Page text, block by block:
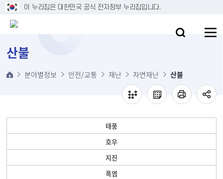
본문 바로가기
이 누리집은 대한민국 공식 전자정부 누리집입니다.
산불
분야별정보 안전/교통 재난 자연재난 산불
태풍
호우
지진
폭염